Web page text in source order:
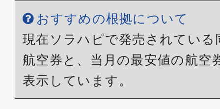
おすすめの根拠について
現在ソラハピで発売されている
航空券と、当月の最安値の航空
表示しています。